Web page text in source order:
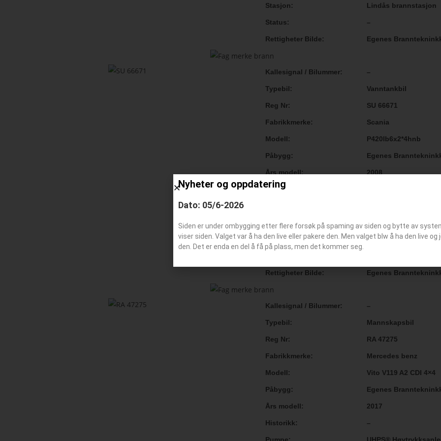
Stasjon Lindås brannstasjon
Status –
Rettigheter Bilde Egenes
Kallesignal / Bilummer –
Typebil Vanntankbil
Reg Nr SU 66671
Fabrikkmerke Scania
Modell P420lb6x2*4hnb
Påbygg Egenes
Års modell 2008
Historikk
Skumtank 300
Stasjon Lindås brannstasjon
Rettigheter Bilde Egenes
Kallesignal / Bilummer –
Typebil Mannskapsbil
Reg Nr RA 47275
Fabrikkmerke Mercedes benz
Modell Vito V119 A2 CDI 4×4
Påbygg Egenes
Års modell 2017
Historikk –
Pumpe UHPS®
Nyheter og oppdatering
Dato: 05/6-2026
Siden er under ombygging etter flere forsøk på spaming av siden og bytte av
viser siden. Valget var å ha den live eller pakere den. Men valget blw å ha den live og
den. Det er enda en del å få på plass, men det kommer seg.